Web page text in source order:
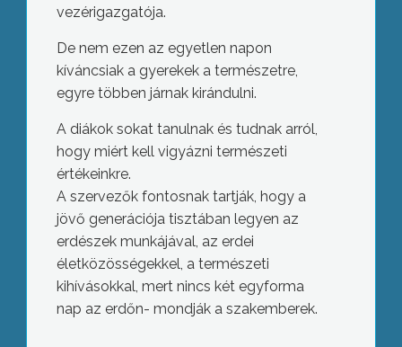
vezérigazgatója.
De nem ezen az egyetlen napon
kíváncsiak a gyerekek a természetre,
egyre többen járnak kirándulni.
A diákok sokat tanulnak és tudnak arról,
hogy miért kell vigyázni természeti
értékeinkre.
A szervezők fontosnak tartják, hogy a
jövő generációja tisztában legyen az
erdészek munkájával, az erdei
életközösségekkel, a természeti
kihívásokkal, mert nincs két egyforma
nap az erdőn- mondják a szakemberek.